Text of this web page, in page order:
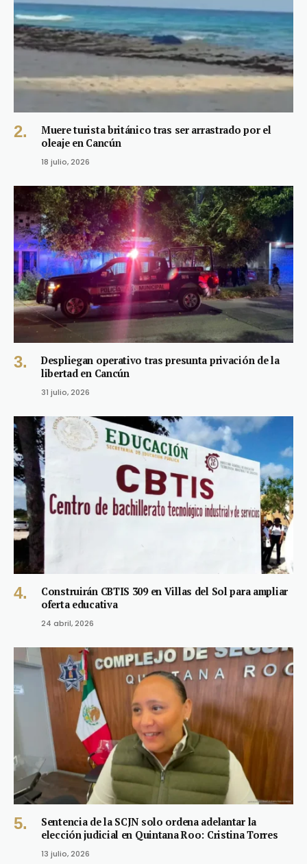
Muere turista británico tras ser arrastrado por el
oleaje en Cancún
18 julio, 2026
Despliegan operativo tras presunta privación de la
libertad en Cancún
31 julio, 2026
Construirán CBTIS 309 en Villas del Sol para ampliar
oferta educativa
24 abril, 2026
Sentencia de la SCJN solo ordena adelantar la
elección judicial en Quintana Roo: Cristina Torres
13 julio, 2026